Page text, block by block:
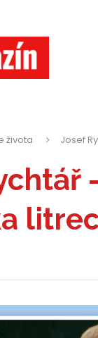
života Josef